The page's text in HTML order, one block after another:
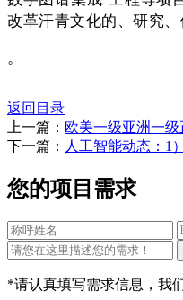
改革汗青文化的、研究、
。
返回目录
上一篇： 欧美一级亚洲一
下一篇： 人工智能动态：1
您的项目需求
*请认真填写需求信息，我